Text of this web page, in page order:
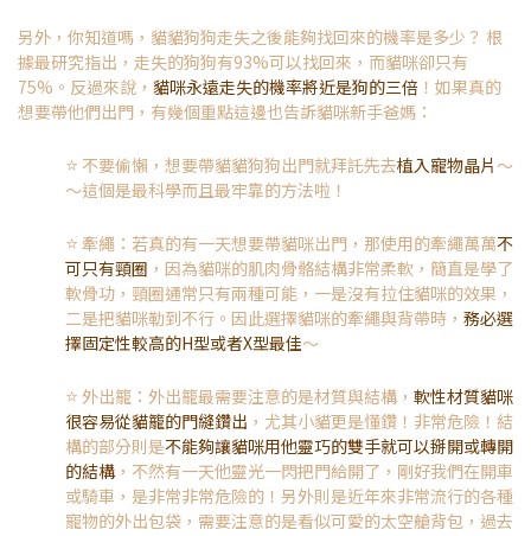
另外，你知道嗎，貓貓狗狗走失之後能夠找回來的機率是多少？ 根
據最研究指出，走失的狗狗有93%可以找回來，而貓咪卻只有
75%。反過來說， 貓咪永遠走失的機率將近是狗的三倍 ！ 如果真的
想要帶他們出門，有幾個重點這邊也告訴貓咪新手爸媽：
⭐️ 不要偷懶，想要帶貓貓狗狗出門就拜託先去植入寵物晶片 ～
～這個是最科學而且最牢靠的方法啦！
⭐️ 牽繩：若真的有一天想要帶貓咪出門，那使用的牽繩萬萬不
可只有頸圈 ，因為貓咪的肌肉骨骼結構非常柔軟，簡直是學了
軟骨功，頸圈通常只有兩種可能，一是沒有拉住貓咪的效果，
二是把貓咪勒到不行。因此選擇貓咪的牽繩與背帶時， 務必選
擇固定性較高的H型或者X型最佳～
⭐️ 外出籠：外出籠最需要注意的是材質與結構， 軟性材質貓咪
很容易從貓籠的門縫鑽出 ，尤其小貓更是懂鑽！非常危險！結
構的部分則是不能夠讓貓咪用他靈巧的雙手就可以掰開或轉開
的結構，不然有一天他靈光一閃把門給開了，剛好我們在開車
或騎車，是非常非常危險的！另外則是近年來非常流行的各種
寵物的外出包袋，需要注意的是看似可愛的太空艙背包，過去